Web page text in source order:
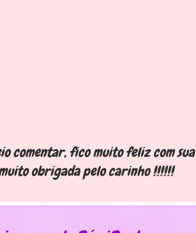
comentar, fico muito feliz com
obrigada pelo carinho !!!!!!